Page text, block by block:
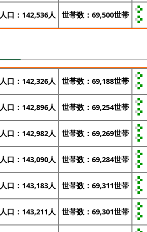
人口：142,536人 世帯数：69,500世帯
人口：142,326人 世帯数：69,188世帯
人口：142,896人 世帯数：69,254世帯
人口：142,982人 世帯数：69,269世帯
人口：143,090人 世帯数：69,284世帯
人口：143,183人 世帯数：69,311世帯
人口：143,211人 世帯数：69,301世帯